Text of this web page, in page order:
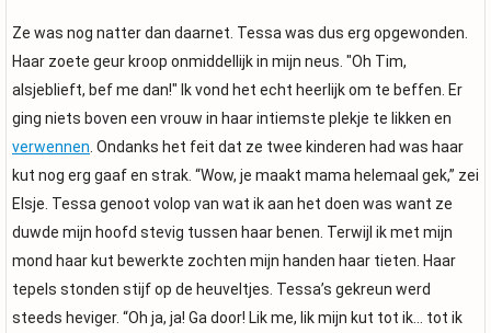
Ze was nog natter dan daarnet. Tessa was dus erg opgewonden.
Haar zoete geur kroop onmiddellijk in mijn neus. "Oh Tim,
alsjeblieft, bef me dan!" Ik vond het echt heerlijk om te beffen. Er
ging niets boven een vrouw in haar intiemste plekje te likken en
verwennen . Ondanks het feit dat ze twee kinderen had was haar
kut nog erg gaaf en strak. “Wow, je maakt mama helemaal gek,” zei
Elsje. Tessa genoot volop van wat ik aan het doen was want ze
duwde mijn hoofd stevig tussen haar benen. Terwijl ik met mijn
mond haar kut bewerkte zochten mijn handen haar tieten. Haar
tepels stonden stijf op de heuveltjes. Tessa’s gekreun werd
steeds heviger. “Oh ja, ja! Ga door! Lik me, lik mijn kut tot ik… tot ik